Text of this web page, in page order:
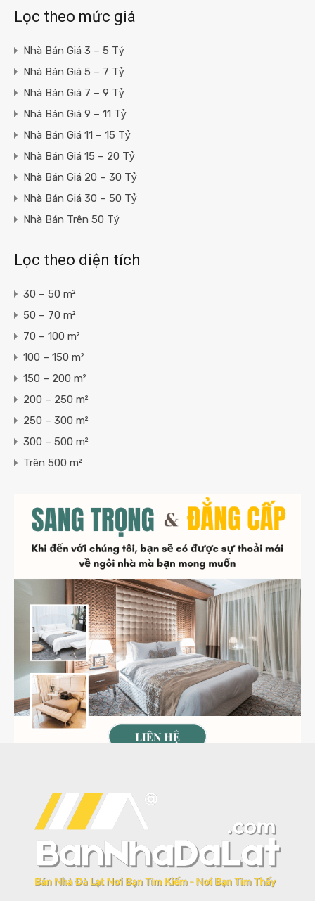
Lọc theo mức giá
Nhà Bán Giá 3 – 5 Tỷ
Nhà Bán Giá 5 – 7 Tỷ
Nhà Bán Giá 7 – 9 Tỷ
Nhà Bán Giá 9 – 11 Tỷ
Nhà Bán Giá 11 – 15 Tỷ
Nhà Bán Giá 15 – 20 Tỷ
Nhà Bán Giá 20 – 30 Tỷ
Nhà Bán Giá 30 – 50 Tỷ
Nhà Bán Trên 50 Tỷ
Lọc theo diện tích
30 – 50 m²
50 – 70 m²
70 – 100 m²
100 – 150 m²
150 – 200 m²
200 – 250 m²
250 – 300 m²
300 – 500 m²
Trên 500 m²